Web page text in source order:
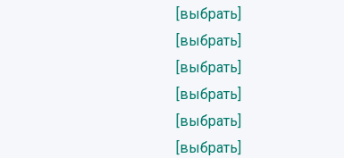
[выбрать]
[выбрать]
[выбрать]
[выбрать]
[выбрать]
[выбрать]